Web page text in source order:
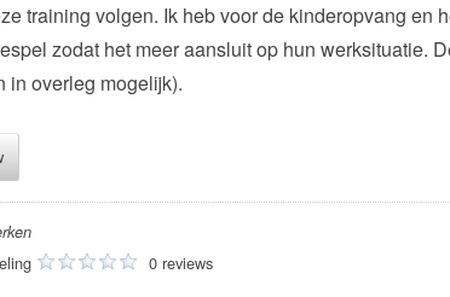
training volgen. Ik heb voor de kinderopvang en
zodat het meer aansluit op hun werksituatie.
in overleg mogelijk).
0 reviews